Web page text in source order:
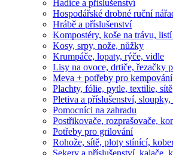
Hadice a příslušenství
Hospodářské drobné ruční
Hrábě a příslušenství
Kompostéry, koše na trávu,
Kosy, srpy, nože, nůžky
Krumpáče, lopaty, rýče, vidle
Lisy na ovoce, drtiče, řezačky
Meva + potřeby pro kempování
Plachty, fólie, pytle, textilie, sítě
Pletiva a příslušenství,
Pomocníci na zahradu
Postřikovače, rozprašovače,
Potřeby pro grilování
Rohože, sítě, ploty stínící,
Sekery a příslušenství, kalače,